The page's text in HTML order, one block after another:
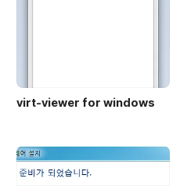
virt-viewer for windows